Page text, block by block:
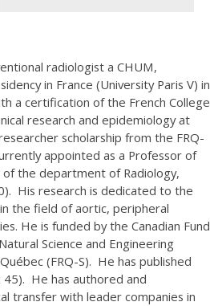
radiologist a CHUM,
in France (University Paris V) in
a certification of the French College
research and epidemiology at
scholarship from the FRQ-
appointed as a Professor of
the department of Radiology,
His research is dedicated to the
the field of aortic, peripheral
He is funded by the Canadian Fund
Science and Engineering
(FRQ-S). He has published
He has authored and
transfer with leader companies in